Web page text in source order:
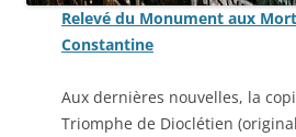
Relevé du Monument aux
Constantine
Aux dernières nouvelles, la
Triomphe de Dioclétien